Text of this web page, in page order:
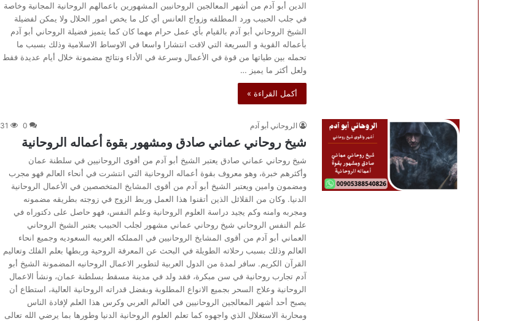
الدين أبو آدم من أشهر المعالجين الروحانيين المشهورين باعمالهم الروحانية المجانية وخاصة
في جلب الحبيب ورد المطلقه وزواج العانس أي كل ما يخص امور الحلال ولا يمكن لفضيلة
الشيخ الروحاني أبو آدم بالقيام بأي عمل حرام مهما كان كما يتميز فضيلة الروحاني أبو آدم
بأعماله القوية و السريعة التي لاقت انتشارا واسعا في الاوساط الاسلامية وذلك بسبب ما
تحمله بين طياتها من قوة في الأعمال وسرعة في الأداء ونتائج مضمونة خلال أيام عديدة فقط
ولعل أكثر ما يميز …
أكمل القراءة »
الروحاني أبو آدم 0
31
شيخ روحاني عماني صادق ومشهور بقوة أعماله الروحانية
شيخ روحاني عماني صادق يعتبر الشيخ أبو آدم من أقوى الروحانيين في سلطنة عمان
وأكثرهم خبرة، وهو معروف بقوة أعماله الروحانية التي انتشرت في أنحاء العالم فهو مجرب
ومضمون وامين ويعتبر الشيخ أبو آدم من أقوى المشايخ المتخصصين في الأعمال الروحانية
الدنيا. وكان من القلائل الذين أتقنوا هذا العمل وربط الزوج في زوجته بطريقه مضمونه
ومجربه وامنه وكم يجيد دراسة العلوم الروحانية وعلم النفس، فهو حاصل على دكتوراه في
علم النفس الروحاني شيخ روحاني عماني مشهور لجلب الحبيب يعتبر الشيخ الروحاني
العماني أبو آدم من أقوى المشايخ الروحانيين في المملكه العربيه السعوديه وجميع انحاء
العالم وذلك بسبب رحلاته الطويلة في البحث عن المعرفة الروحية وربطها بعلم الفلك وتعاليم
القرآن الكريم. سافر لمدة من الدول العربية لتطوير الاعمال الروحانيه المضمونة الشيخ أبو
آدم تجارب روحانية في سن مبكرة، فقد ولد في مدينة مسقط بسلطنة عمان، ونشأ الاعمال
الروحانية وعلاج السحر بجميع الانواع المطلوبة وبفضل قدراته الروحانية العالية، استطاع أن
يصبح أحد أشهر المعالجين الروحانيين في العالم العربي وكرس هذا العلم لإفادة الناس
ومحاربة الاستغلال الذي واجهوه كما تعلم العلوم الروحانية الدنيا وطورها بما يرضي الله تعالى